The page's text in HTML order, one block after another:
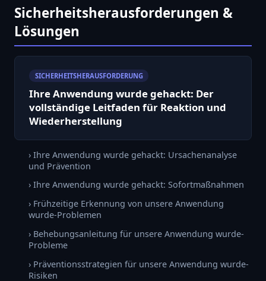
Sicherheitsherausforderungen &
Lösungen
SICHERHEITSHERAUSFORDERUNG
Ihre Anwendung wurde gehackt: Der
vollständige Leitfaden für Reaktion und
Wiederherstellung
› Ihre Anwendung wurde gehackt: Ursachenanalyse
und Prävention
› Ihre Anwendung wurde gehackt: Sofortmaßnahmen
› Frühzeitige Erkennung von unsere Anwendung
wurde-Problemen
› Behebungsanleitung für unsere Anwendung wurde-
Probleme
› Präventionsstrategien für unsere Anwendung wurde-
Risiken